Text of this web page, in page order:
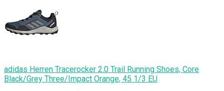
adidas Herren Tracerocker 2.0 Trail Running Shoes, Core
Black/Grey Three/Impact Orange, 45 1/3 EU